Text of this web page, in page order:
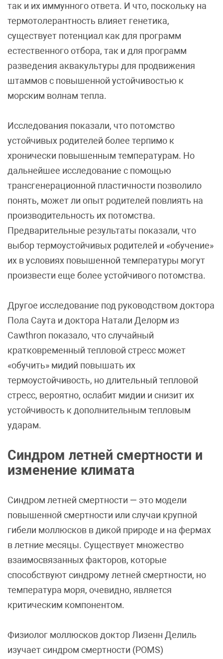
так и их иммунного ответа. И что, поскольку на
термотолерантность влияет генетика,
существует потенциал как для программ
естественного отбора, так и для программ
разведения аквакультуры для продвижения
штаммов с повышенной устойчивостью к
морским волнам тепла.
Исследования показали, что потомство
устойчивых родителей более терпимо к
хронически повышенным температурам. Но
дальнейшее исследование с помощью
трансгенерационной пластичности позволило
понять, может ли опыт родителей повлиять на
производительность их потомства.
Предварительные результаты показали, что
выбор термоустойчивых родителей и «обучение»
их в условиях повышенной температуры могут
произвести еще более устойчивого потомства.
Другое исследование под руководством доктора
Пола Саута и доктора Натали Делорм из
Cawthron показало, что случайный
кратковременный тепловой стресс может
«обучить» мидий повышать их
термоустойчивость, но длительный тепловой
стресс, вероятно, ослабит мидии и снизит их
устойчивость к дополнительным тепловым
ударам.
Синдром летней смертности и
изменение климата
Синдром летней смертности — это модели
повышенной смертности или случаи крупной
гибели моллюсков в дикой природе и на фермах
в летние месяцы. Существует множество
взаимосвязанных факторов, которые
способствуют синдрому летней смертности, но
температура моря, очевидно, является
критическим компонентом.
Физиолог моллюсков доктор Лизенн Делиль
изучает синдром смертности (POMS)